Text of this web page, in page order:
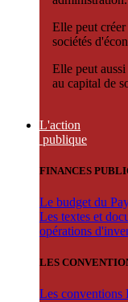
Elle peut créer
sociétés
Elle peut
au capital de
L'action
publique
FINANCES
Le budget du
Les textes et
opérations
LES
Les conventions